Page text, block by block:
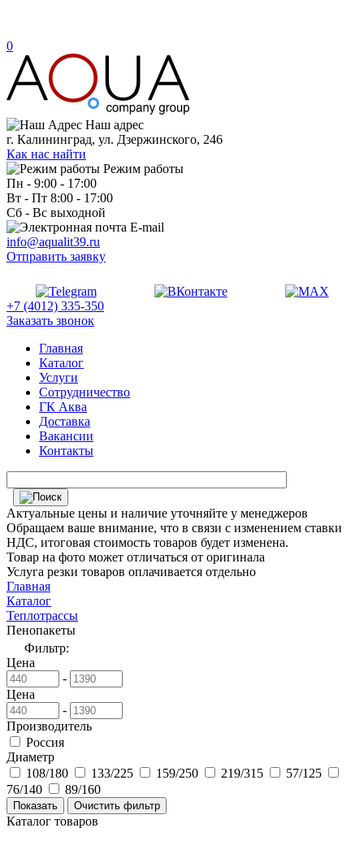
0
Наш адрес
г. Калининград, ул. Дзержинского, 246
Как нас найти
Режим работы
Пн - 9:00 - 17:00
Вт - Пт 8:00 - 17:00
Сб - Вс выходной
E-mail
info@aqualit39.ru
Отправить заявку
+7 (4012) 335-350
Заказать звонок
Главная
Каталог
Услуги
Сотрудничество
ГК Аква
Доставка
Вакансии
Контакты
Актуальные цены и наличие уточняйте у менеджеров
Обращаем ваше внимание, что в связи с изменением ставки
НДС, итоговая стоимость товаров будет изменена.
Товар на фото может отличаться от оригинала
Услуга резки товаров оплачивается отдельно
Главная
Каталог
Теплотрассы
Пенопакеты
Фильтр:
Цена
-
Цена
-
Производитель
Россия
Диаметр
108/180
133/225 159/250 219/315
57/125
76/140
89/160
Каталог товаров